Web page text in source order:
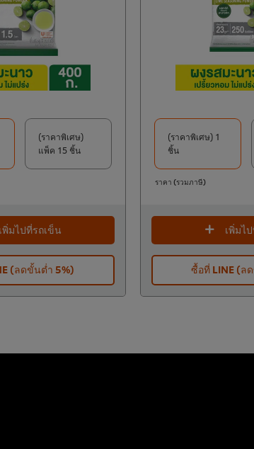
(ราคาพิเศษ)
แพ็ค 15 ชิ้น
เพิ่มไปที่รถเข็น
(ลดขั้นต่ำ 5%)
(ราคาพิเศษ) 1
ชิ้น
ราคา (รวมภาษี)
เพิ่มไ
ซื้อที่ LINE (ล